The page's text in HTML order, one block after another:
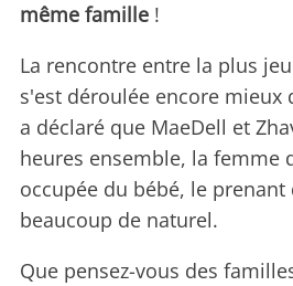
même famille !
La rencontre entre la plus
s'est déroulée encore mieux
a déclaré que MaeDell et
heures ensemble, la femme
occupée du bébé, le prenant
beaucoup de naturel.
Que pensez-vous des